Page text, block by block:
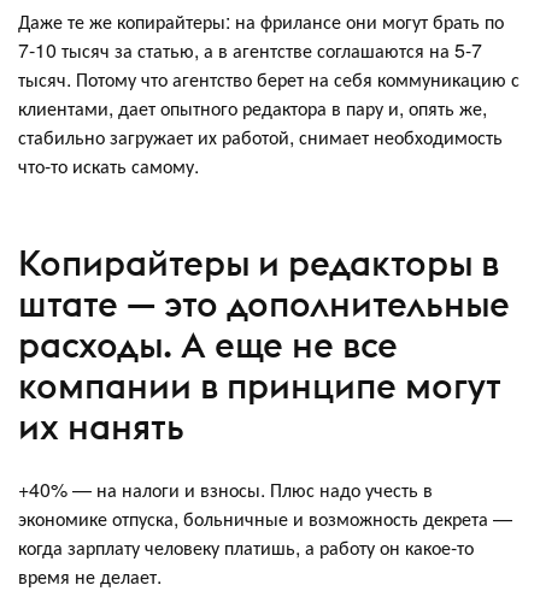
Даже те же копирайтеры: на фрилансе они могут брать по
7-10 тысяч за статью, а в агентстве соглашаются на 5-7
тысяч. Потому что агентство берет на себя коммуникацию с
клиентами, дает опытного редактора в пару и, опять же,
стабильно загружает их работой, снимает необходимость
что-то искать самому.
Копирайтеры и редакторы в
штате — это дополнительные
расходы. А еще не все
компании в принципе могут
их нанять
+40% — на налоги и взносы. Плюс надо учесть в
экономике отпуска, больничные и возможность декрета —
когда зарплату человеку платишь, а работу он какое-то
время не делает.